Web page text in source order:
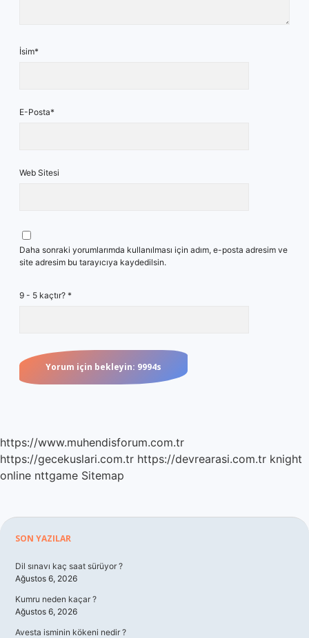
İsim*
E-Posta*
Web Sitesi
Daha sonraki yorumlarımda kullanılması için adım, e-posta adresim ve
site adresim bu tarayıcıya kaydedilsin.
9 - 5 kaçtır? *
https://www.muhendisforum.com.tr
https://gecekuslari.com.tr https://devrearasi.com.tr knight
online nttgame Sitemap
Sidebar
SON YAZILAR
Dil sınavı kaç saat sürüyor ?
Ağustos 6, 2026
Kumru neden kaçar ?
Ağustos 6, 2026
Avesta isminin kökeni nedir ?